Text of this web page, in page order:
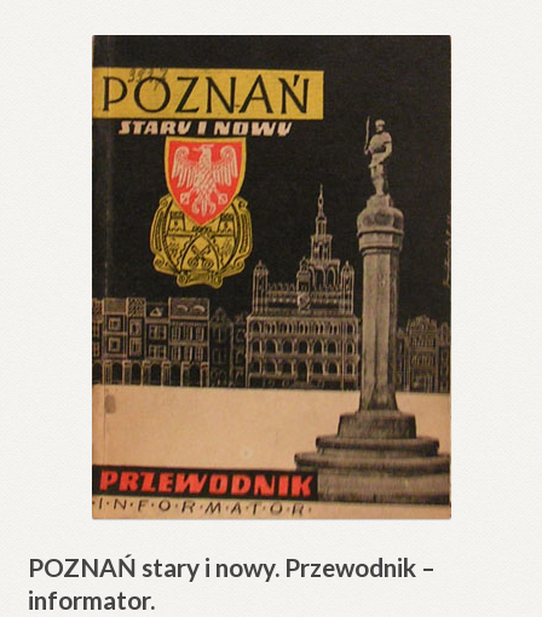
POZNAŃ stary i nowy. Przewodnik –
informator.